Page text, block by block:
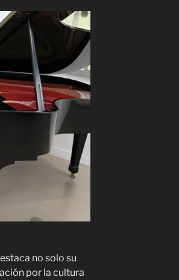
no solo su
por la cultura